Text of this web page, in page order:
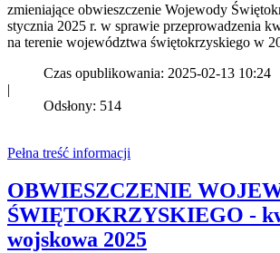
zmieniające obwieszczenie Wojewody
stycznia 2025 r. w sprawie przeprowadzenia
na terenie województwa świętokrzyskiego w
Czas opublikowania: 2025-02-13 10:24
|
Odsłony: 514
Pełna treść informacji
OBWIESZCZENIE
ŚWIĘTOKRZYSKIEGO -
wojskowa 2025